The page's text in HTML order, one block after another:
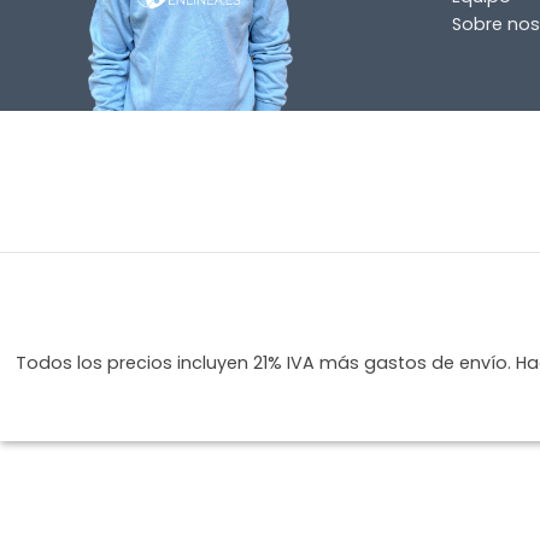
correo electrónico ainfo@lamparas-en-linea.es
Sobre
Todos los precios incluyen 21% IVA más gastos de envío.